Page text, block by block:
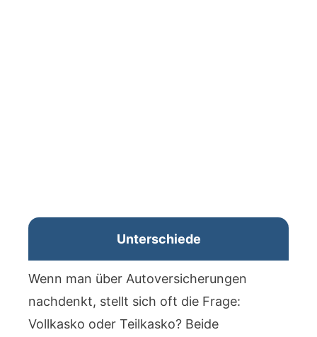
Unterschiede
Wenn man über Autoversicherungen
nachdenkt, stellt sich oft die Frage:
Vollkasko oder Teilkasko? Beide